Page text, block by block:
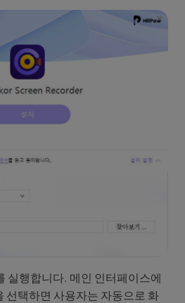
실행합니다. 메인 인터페이스에
선택하면 사용자는 자동으로 화